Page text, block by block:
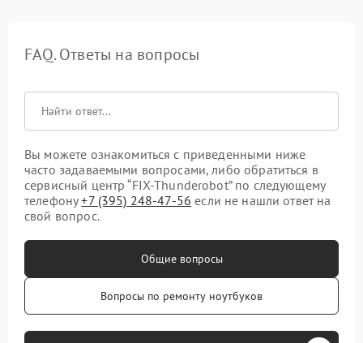
FAQ. Ответы на вопросы
Вы можете ознакомиться с приведенными ниже
часто задаваемыми вопросами, либо обратиться в
сервисный центр “FIX-Thunderobot” по следующему
телефону+7 (395) 248-47-56 если не нашли ответ на
свой вопрос.
Общие вопросы
Вопросы по ремонту ноутбуков